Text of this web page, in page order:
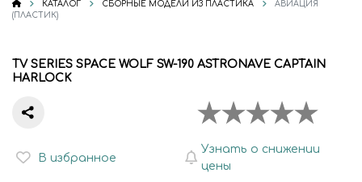
КАТАЛОГ СБОРНЫЕ МОДЕЛИ ИЗ ПЛАСТИКА
АВИАЦИЯ
(ПЛАСТИК)
TV SERIES SPACE WOLF SW-190 ASTRONAVE CAPTAIN
HARLOCK
В избранное
Узнать о снижении
цены